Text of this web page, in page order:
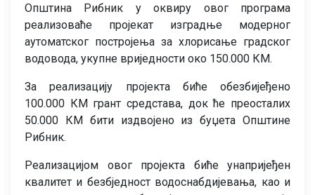
Општина Рибник у оквиру овог програма
реализоваће пројекат изградње модерног
аутоматског постројења за хлорисање градског
водовода, укупне вриједности око 150.000 КМ.
За реализацију пројекта биће обезбијеђено
100.000 КМ грант средстава, док ће преосталих
50.000 КМ бити издвојено из буџета Општине
Рибник.
Реализацијом овог пројекта биће унапријеђен
квалитет и безбједност водоснабдијевања, као и